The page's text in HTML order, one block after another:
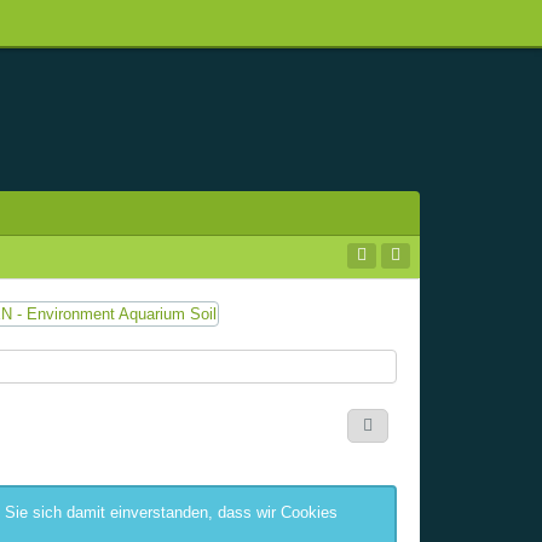
sich damit einverstanden, dass wir Cookies